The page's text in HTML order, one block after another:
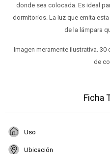
donde sea colocada. Es ideal
dormitorios. La luz que emita
de la lámpara
Imagen meramente ilustrativa.
de
Ficha
Uso
Ubicación